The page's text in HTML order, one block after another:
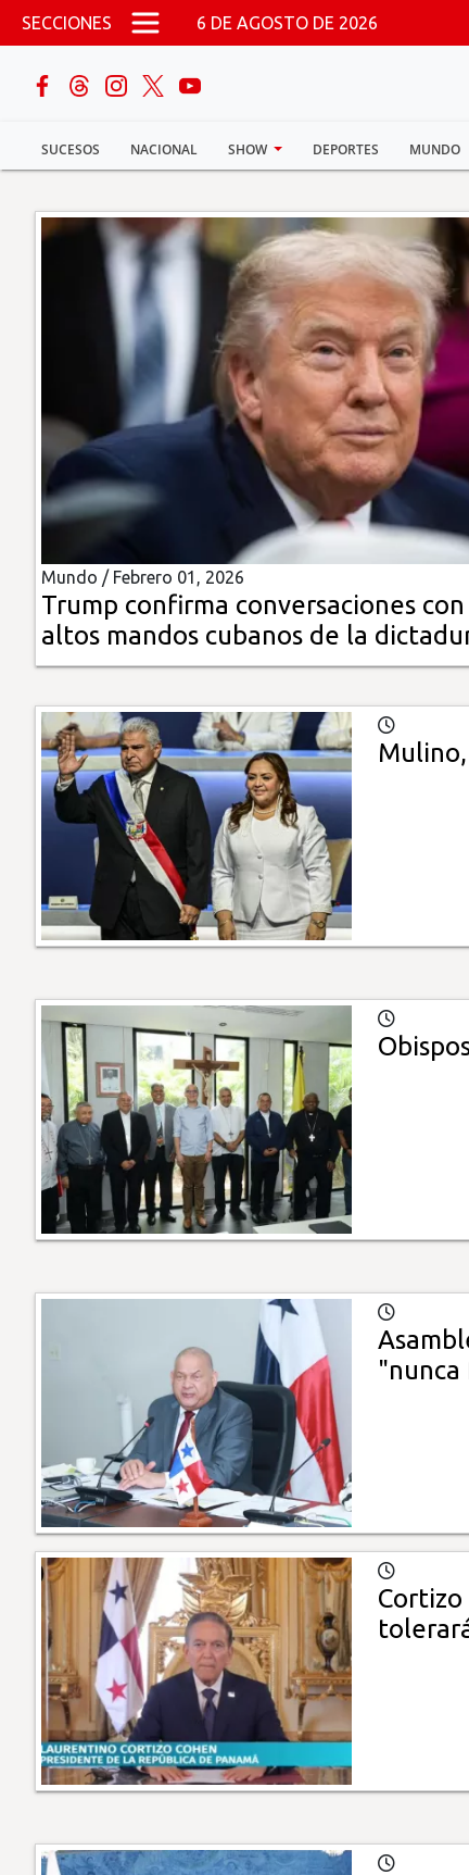
Pasar al contenido principal
SECCIONES 6 DE AGOSTO DE 2026
SUCESOS NACIONAL SHOW DEPORTES MUNDO
buscar
Sucesos
Nacional
Mundo
Insólitas
Multimedia
Impreso
Mundo / Febrero 01, 2026
Trump confirma conversaciones
altos mandos cubanos de la